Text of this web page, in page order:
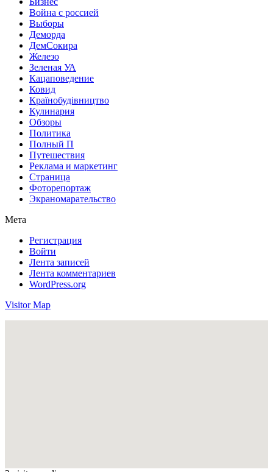
Война с россией
Выборы
Деморда
ДемСокира
Железо
Зеленая УА
Кацаповедение
Ковид
Країнобудівництво
Кулинария
Обзоры
Политика
Полный П
Путешествия
Реклама и маркетинг
Страница
Фоторепортаж
Экраномарательство
Мета
Регистрация
Войти
Лента записей
Лента комментариев
WordPress.org
Visitor Map